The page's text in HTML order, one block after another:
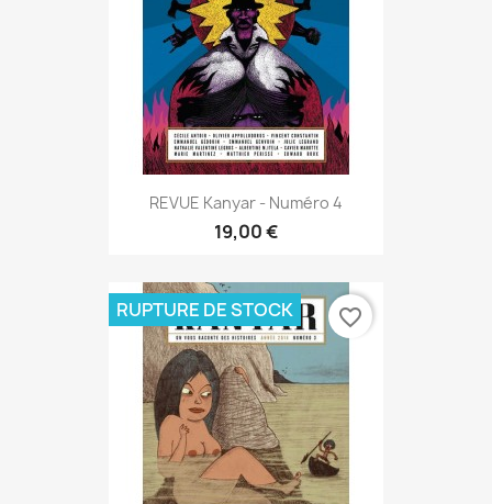
REVUE Kanyar - Numéro 4
19,00 €
RUPTURE DE STOCK favorite_border